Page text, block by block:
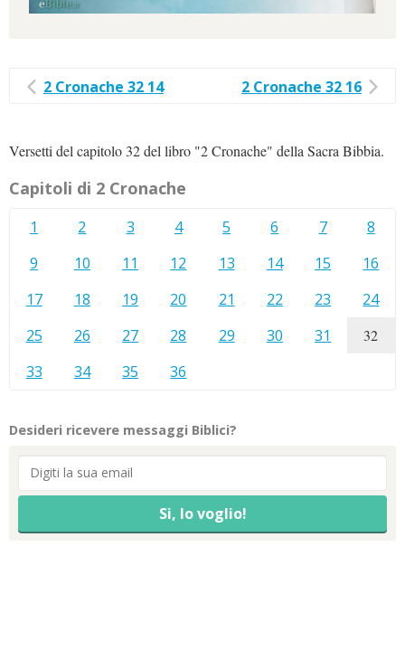
2 Cronache 32 14 2 Cronache 32 16
Versetti del capitolo 32 del libro "2 Cronache" della Sacra Bibbia.
Capitoli di 2 Cronache
1 2 3 4 5 6 7
8
9
10 11 12 13 14 15
16
17
18 19 20 21 22 23
24
25
26 27 28 29 30 31 32
33 34 35 36
Desideri ricevere messaggi Biblici?